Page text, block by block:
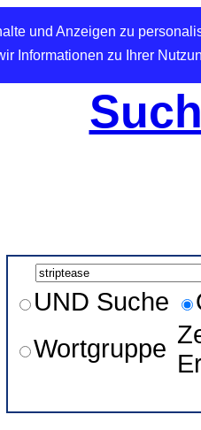
und Anzeigen zu
Informationen zu Ihrer
UND Suche
Wortgruppe